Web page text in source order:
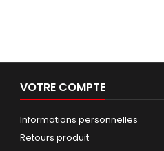
VOTRE COMPTE
Informations personnelles
Retours produit